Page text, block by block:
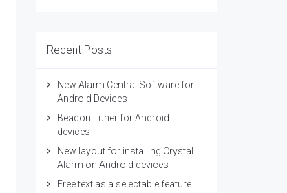
Recent Posts
New Alarm Central Software for
Android Devices
Beacon Tuner for Android
devices
New layout for installing Crystal
Alarm on Android devices
Free text as a selectable feature